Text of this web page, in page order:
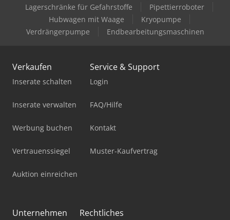
Lagerschränke für Gefahrstoffe
Pipettierroboter
Hubwagen mit Waage
Kryopumpe
Verdrängerpumpe
Endbearbeitungsmaschinen
Verkaufen
Inserate schalten
Inserate verwalten
Werbung buchen
Vertrauenssiegel
Auktion einreichen
Service & Support
Login
FAQ/Hilfe
Kontakt
Muster-Kaufvertrag
Unternehmen Rechtliches